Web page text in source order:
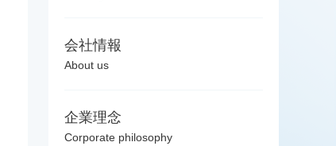
会社情報
About us
企業理念
Corporate philosophy